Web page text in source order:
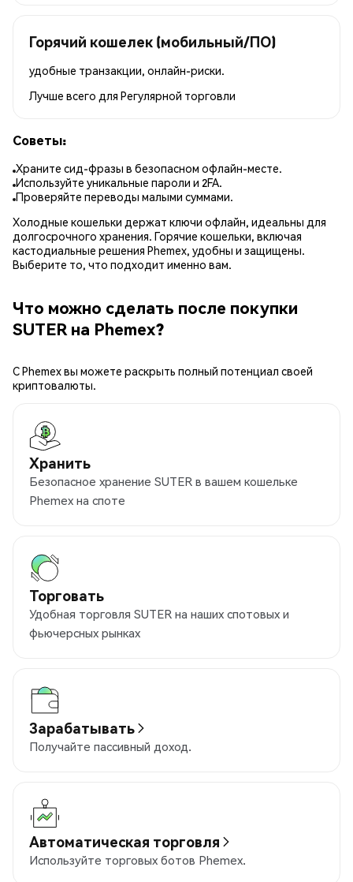
Горячий кошелек (мобильный/ПО)
удобные транзакции, онлайн-риски.
Лучше всего для Регулярной торговли
Советы:
Храните сид-фразы в безопасном офлайн-месте.
Используйте уникальные пароли и 2FA.
Проверяйте переводы малыми суммами.
Холодные кошельки держат ключи офлайн, идеальны для
долгосрочного хранения. Горячие кошельки, включая
кастодиальные решения Phemex, удобны и защищены.
Выберите то, что подходит именно вам.
Что можно сделать после покупки
SUTER на Phemex?
С Phemex вы можете раскрыть полный потенциал своей
криптовалюты.
Хранить
Безопасное хранение SUTER в вашем кошельке
Phemex на споте
Торговать
Удобная торговля SUTER на наших спотовых и
фьючерсных рынках
Зарабатывать
Получайте пассивный доход.
Автоматическая торговля
Используйте торговых ботов Phemex.